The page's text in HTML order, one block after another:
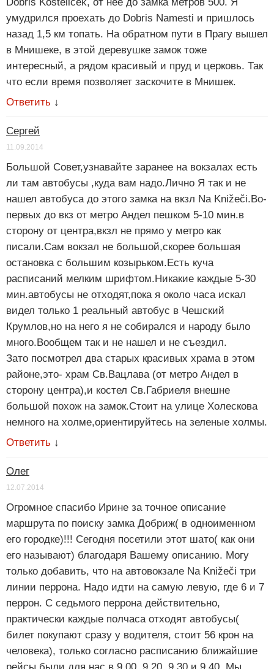
умудрился проехать до Dobris Namesti и пришлось
назад 1,5 км топать. На обратном пути в Прагу вышел
в Мнишеке, в этой деревушке замок тоже
интересный, а рядом красивый и пруд и церковь. Так
что если время позволяет заскочите в Мнишек.
Ответить ↓
Сергей
11.09.2014
Большой Совет,узнавайте заранее на вокзалах есть
ли там автобусы ,куда вам надо.Лично Я так и не
нашел автобуса до этого замка на вкзл Na Knižeči.Во-
первых до вкз от метро Андел пешком 5-10 мин.в
сторону от центра,вкзл не прямо у метро как
писали.Сам вокзал не большой,скорее большая
остановка с большим козырьком.Есть куча
расписаний мелким шрифтом.Никакие каждые 5-30
мин.автобусы не отходят,пока я около часа искал
видел только 1 реальный автобус в Чешский
Крумлов,но на него я не собирался и народу было
много.Вообщем так и не нашел и не съездил.
Зато посмотрел два старых красивых храма в этом
районе,это- храм Св.Вацлава (от метро Андел в
сторону центра),и костел Св.Габриеля внешне
большой похож на замок.Стоит на улице Холескова
немного на холме,ориентируйтесь на зеленые холмы.
Ответить ↓
Олег
12.07.2014
Огромное спасибо Ирине за точное описание
маршрута по поиску замка Добриж( в одноименном
его городке)!!! Сегодня посетили этот шато( как они
его называют) благодаря Вашему описанию. Могу
только добавить, что на автовокзале Na Knižeči три
линии перрона. Надо идти на самую левую, где 6 и 7
перрон. С седьмого перрона действительно,
практически каждые полчаса отходят автобусы(
билет покупают сразу у водителя, стоит 56 крон на
человека), только согласно расписанию ближайшие
рейсы были для нас в 9.00, 9.20, 9.30 и 9.40. Мы